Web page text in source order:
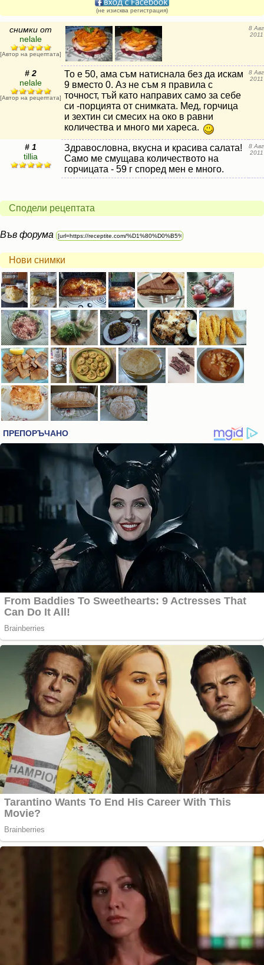
(не изисква регистрация)
снимки от
nelale
[Автор на рецептата]
8 Авг
2011
# 2
nelale
[Автор на рецептата]
То е 50, ама съм натиснала без да искам
9 вместо 0. Аз не съм я правила с
точност, тъй като направих само за себе
си -порцията от снимката. Мед, горчица
и зехтин си смесих на око в равни
количества и много ми хареса.
8 Авг
2011
# 1
tillia
Здравословна, вкусна и красива салата!
Само ме смущава количеството на
горчицата - 59 г според мен е много.
8 Авг
2011
Сподели рецептата
Във форума
Нови снимки